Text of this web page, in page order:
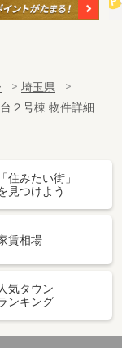
埼玉県
２号棟 物件詳細
「住みたい街」
見つけよう
賃相場
気タウン
ンキング